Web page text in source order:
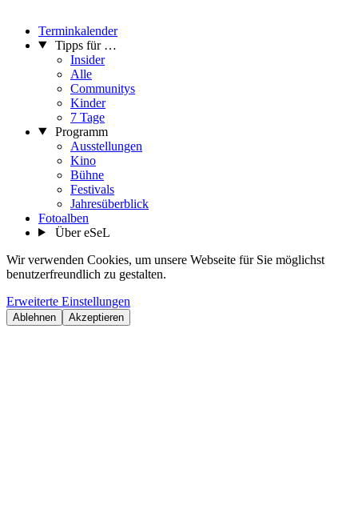
Terminkalender
Tipps für …
Insider
Alle
Communitys
Kinder
7 Tage
Programm
Ausstellungen
Kino
Bühne
Festivals
Jahresüberblick
Fotoalben
Über eSeL
Wir verwenden Cookies, um unsere Webseite für Sie möglichst
benutzerfreundlich zu gestalten.
Erweiterte Einstellungen
Ablehnen Akzeptieren